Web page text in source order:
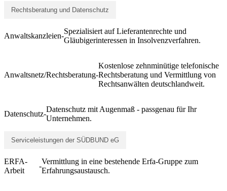
Rechtsberatung und Datenschutz
Anwaltskanzleien-
Spezialisiert auf Lieferantenrechte und
Gläubigerinteressen in Insolvenzverfahren.
Anwaltsnetz/Rechtsberatung-
Kostenlose zehnminütige telefonische
Rechtsberatung und Vermittlung von
Rechtsanwälten deutschlandweit.
Datenschutz-
Datenschutz mit Augenmaß - passgenau für Ihr
Unternehmen.
Serviceleistungen der SÜDBUND eG
ERFA-
Arbeit
-
Vermittlung in eine bestehende Erfa-Gruppe zum
Erfahrungsaustausch.